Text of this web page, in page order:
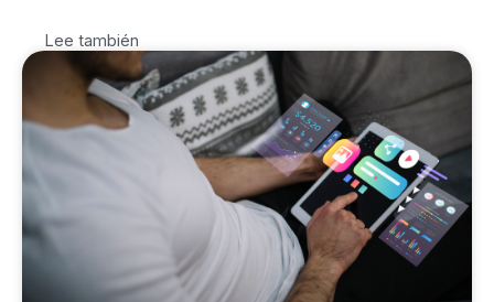
Lee también